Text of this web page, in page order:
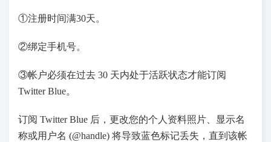
①注册时间满30天。
②绑定手机号。
③帐户必须在过去 30 天内处于活跃状态才能订阅
Twitter Blue。
订阅 Twitter Blue 后，更改您的个人资料照片、显示名
称或用户名 (@handle) 将导致蓝色标记丢失，直到该帐